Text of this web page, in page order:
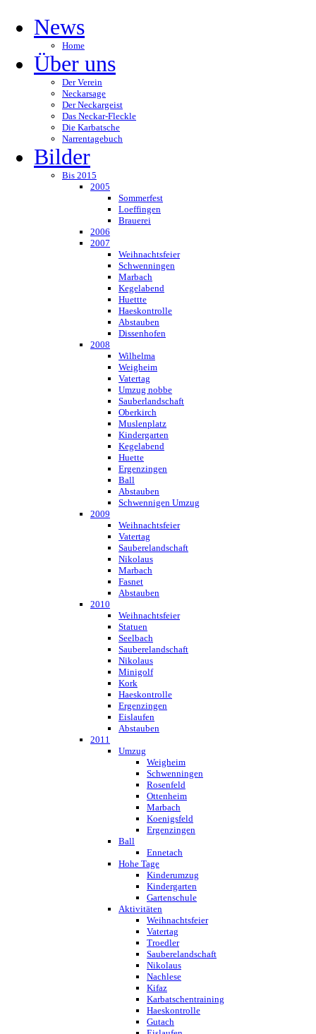
News
Home
Über uns
Der Verein
Neckarsage
Der Neckargeist
Das Neckar-Fleckle
Die Karbatsche
Narrentagebuch
Bilder
Bis 2015
2005
Sommerfest
Loeffingen
Brauerei
2006
2007
Weihnachtsfeier
Schwenningen
Marbach
Kegelabend
Huettte
Haeskontrolle
Abstauben
Dissenhofen
2008
Wilhelma
Weigheim
Vatertag
Umzug nobbe
Sauberlandschaft
Oberkirch
Muslenplatz
Kindergarten
Kegelabend
Huette
Ergenzingen
Ball
Abstauben
Schwennigen Umzug
2009
Weihnachtsfeier
Vatertag
Sauberelandschaft
Nikolaus
Marbach
Fasnet
Abstauben
2010
Weihnachtsfeier
Statuen
Seelbach
Sauberelandschaft
Nikolaus
Minigolf
Kork
Haeskontrolle
Ergenzingen
Eislaufen
Abstauben
2011
Umzug
Weigheim
Schwenningen
Rosenfeld
Ottenheim
Marbach
Koenigsfeld
Ergenzingen
Ball
Ennetach
Hohe Tage
Kinderumzug
Kindergarten
Gartenschule
Aktivitäten
Weihnachtsfeier
Vatertag
Troedler
Sauberelandschaft
Nikolaus
Nachlese
Kifaz
Karbatschentraining
Haeskontrolle
Gutach